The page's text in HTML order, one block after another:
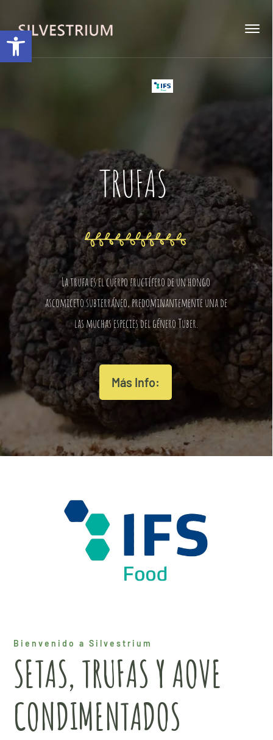
Abrir barra de herramientas
TRUFAS
La trufa es el cuerpo fructífero de un hongo
ascomiceto subterráneo, predominantemente una de
las muchas especies del género Tuber.
Más Info:
Bienvenido a Silvestrium
SETAS, TRUFAS Y AOVE
CONDIMENTADOS